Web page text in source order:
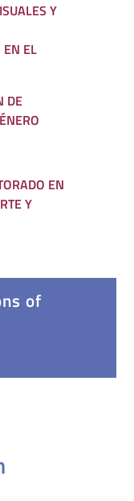
Y
EN EL
DE
EN
Y
of